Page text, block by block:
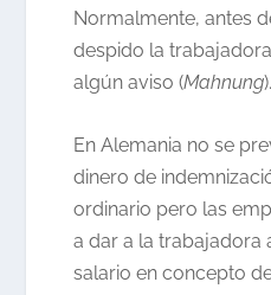
Normalmente, antes
despido la
algún aviso (Mahnung).
En Alemania no se
dinero de
ordinario pero las
a dar a la trabajadora
salario en concepto